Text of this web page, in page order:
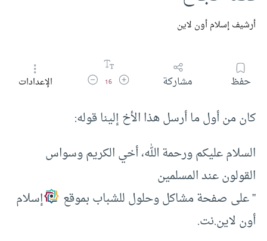
أرشيف إسلام أون لاين
حفظ مشاركة زيادة حجم الخط
16 تقليل حجم الخطالإعدادات
كان من أول ما أرسل هذا الأخ إلينا قوله:
السلام عليكم ورحمة الله، أخي الكريم وسواس
القولون عند المسلمين
” على صفحة مشاكل وحلول للشباب بموقع
إسلام
أون لاين.نت.